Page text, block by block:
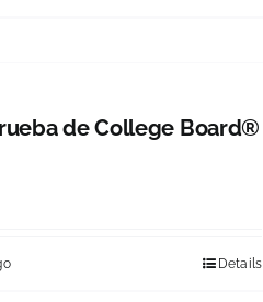
de College Board®
Details